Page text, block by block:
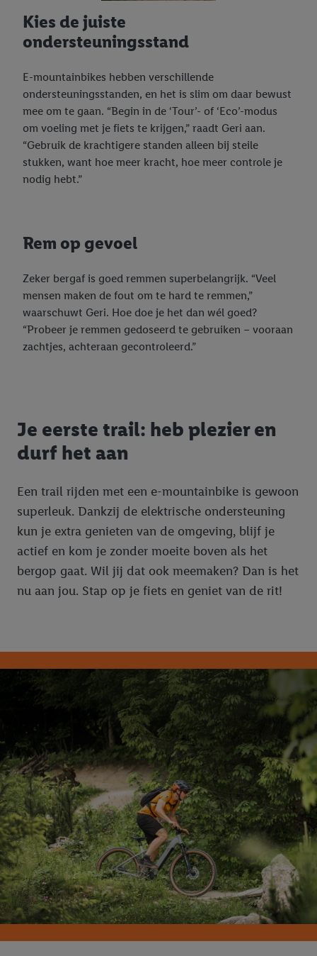
Kies de juiste
ondersteuningsstand
E-mountainbikes hebben verschillende
ondersteuningsstanden, en het is slim om daar bewust
mee om te gaan. “Begin in de ‘Tour’- of ‘Eco’-modus
om voeling met je fiets te krijgen,” raadt Geri aan.
“Gebruik de krachtigere standen alleen bij steile
stukken, want hoe meer kracht, hoe meer controle je
nodig hebt.”
Rem op gevoel
Zeker bergaf is goed remmen superbelangrijk. “Veel
mensen maken de fout om te hard te remmen,”
waarschuwt Geri. Hoe doe je het dan wél goed?
“Probeer je remmen gedoseerd te gebruiken – vooraan
zachtjes, achteraan gecontroleerd.”
Je eerste trail: heb plezier en
durf het aan
Een trail rijden met een e-mountainbike is gewoon
superleuk. Dankzij de elektrische ondersteuning
kun je extra genieten van de omgeving, blijf je
actief en kom je zonder moeite boven als het
bergop gaat. Wil jij dat ook meemaken? Dan is het
nu aan jou. Stap op je fiets en geniet van de rit!
interesse hebt getoond (bijvoorbeeld door het product in de
webshop aan uw winkelmandje toe te voegen, maar het niet te
kopen), ook op verschillende apparaten en verschillende Lidl-
identificatiegegevens/identificatiegegevens waarover Criteo
SA beschikt, meerdere eindapparaten of Lidl-diensten aan u
kunnen worden toegewezen.
Onder “Aanpassen” kunt u individuele doeleinden toestaan en
meer informatie vinden over de gegevensverwerking.
Door op “weigeren” te klikken, kunt u alleen het gebruik van de
bovengenoemde doeleinden. Meer informatie, waaronder de
bewaartermijn van de gegevens en uw recht om uw
toestemming te allen tijde met vooruitwerkende kracht in te
trekken, vindt u in onzeprivacyverklaring.Je vindt het
impressum hier.